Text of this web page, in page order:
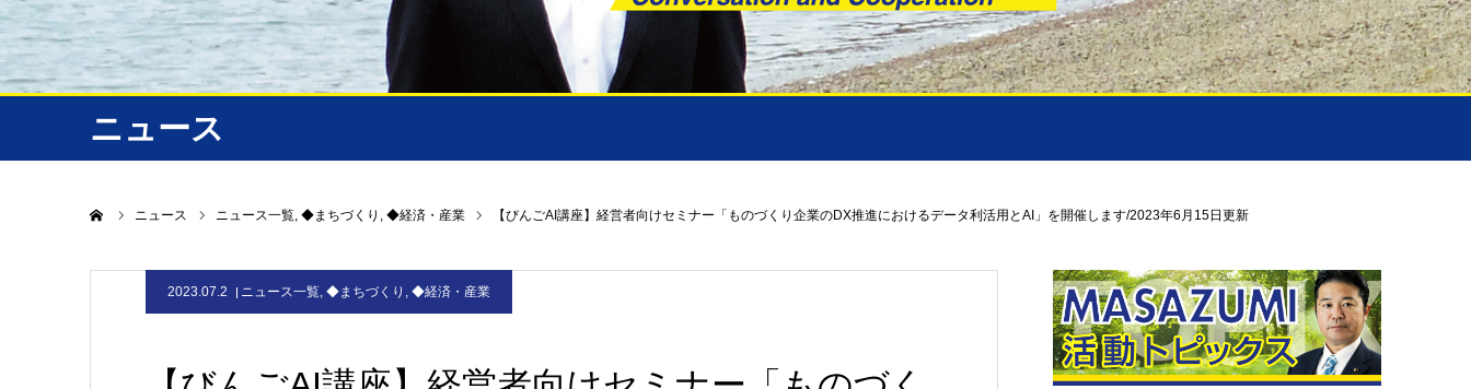
ニュース
ニュース ニュース一覧 ◆まちづくり ◆経済・産業 【びんごAI講座】経営者向けセミナー「ものづくり企業のDX推進におけるデータ利活用とAI」を開催します/2023年6月15日更新
2023.07.2 ニュース一覧, ◆まちづくり , ◆経済・産業